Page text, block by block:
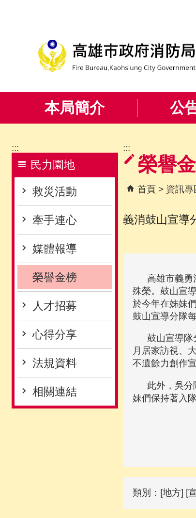
本局簡介 公
:::
民力園地
救災活動
牽手連心
媒體報導
榮譽金榜
人才招募
心得分享
法規資料
相關連結
:::
榮譽
首頁 資訊專
義消鼓山宣導
高雄市義勇
殊榮。鼓山宣
於今年在姊妹
鼓山宣導分隊
鼓山宣導隊
月居家訪視、
不遺餘力創作
此外，吳分
妹們保持著入
類別：[地方] [